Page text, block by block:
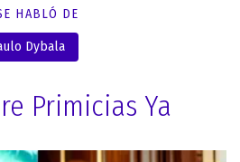
HABLÓ DE
Dybala
Primicias Ya